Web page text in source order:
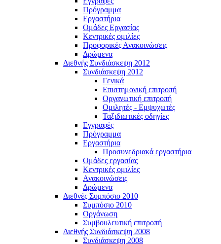
Πρόγραμμα
Εργαστήρια
Ομάδες Εργασίας
Κεντρικές ομιλίες
Προφορικές Ανακοινώσεις
Δρώμενα
Διεθνής Συνδιάσκεψη 2012
Συνδιάσκεψη 2012
Γενικά
Επιστημονική επιτροπή
Οργανωτική επιτροπή
Ομιλητές - Εμψυχωτές
Ταξιδιωτικές οδηγίες
Εγγραφές
Πρόγραμμα
Εργαστήρια
Προσυνεδριακά εργαστήρια
Ομάδες εργασίας
Κεντρικές ομιλίες
Ανακοινώσεις
Δρώμενα
Διεθνές Συμπόσιο 2010
Συμπόσιο 2010
Οργάνωση
Συμβουλευτική επιτροπή
Διεθνής Συνδιάσκεψη 2008
Συνδιάσκεψη 2008